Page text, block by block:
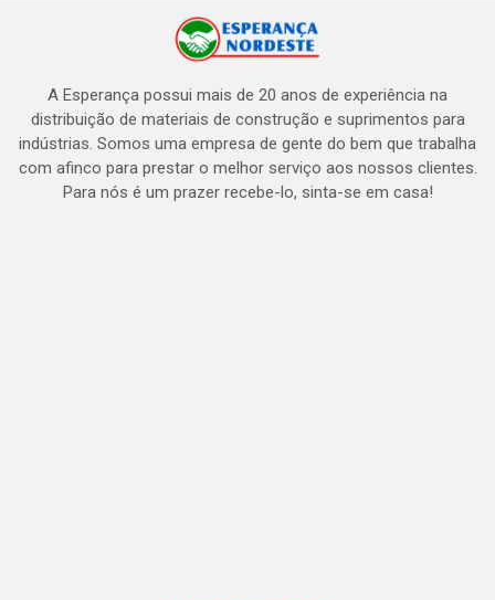
A Esperança possui mais de 20 anos de experiência na
distribuição de materiais de construção e suprimentos para
indústrias. Somos uma empresa de gente do bem que trabalha
com afinco para prestar o melhor serviço aos nossos clientes.
Para nós é um prazer recebe-lo, sinta-se em casa!